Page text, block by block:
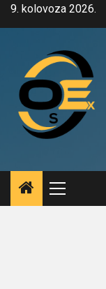
Skip9. kolovoza 2026.
Primary
Menu